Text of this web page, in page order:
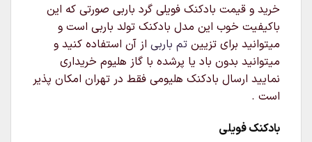
خرید و قیمت بادکنک فویلی گرد باربی صورتی که این
باکیفیت خوب این مدل بادکنک تولد باربی است و
میتوانید برای تزیین تم باربی از آن استفاده کنید و
میتوانید بدون باد یا پرشده با گاز هلیوم خریداری
نمایید ارسال بادکنک هلیومی فقط در تهران امکان پذیر
است .
بادکنک فویلی